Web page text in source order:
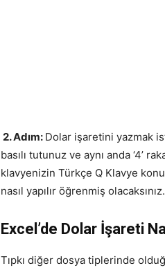
2. Adım: Dolar işaretini yazmak
basılı tutunuz ve aynı anda ‘4’
klavyenizin Türkçe Q Klavye
nasıl yapılır öğrenmiş olacaksınız.
Excel’de Dolar İşareti
Tıpkı diğer dosya tiplerinde